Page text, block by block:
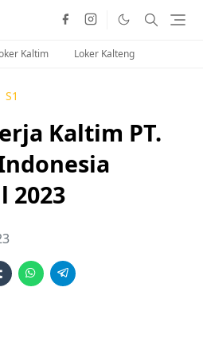
Kaltim Loker Kalteng
S1
Kaltim PT.
2023